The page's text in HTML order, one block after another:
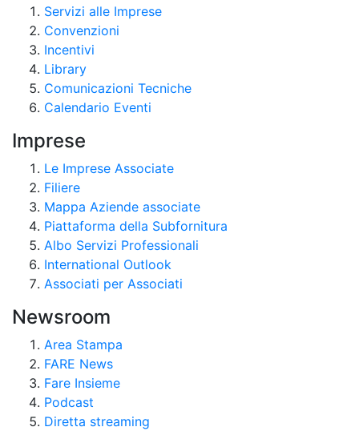
Servizi alle Imprese
Convenzioni
Incentivi
Library
Comunicazioni Tecniche
Calendario Eventi
Imprese
Le Imprese Associate
Filiere
Mappa Aziende associate
Piattaforma della Subfornitura
Albo Servizi Professionali
International Outlook
Associati per Associati
Newsroom
Area Stampa
FARE News
Fare Insieme
Podcast
Diretta streaming